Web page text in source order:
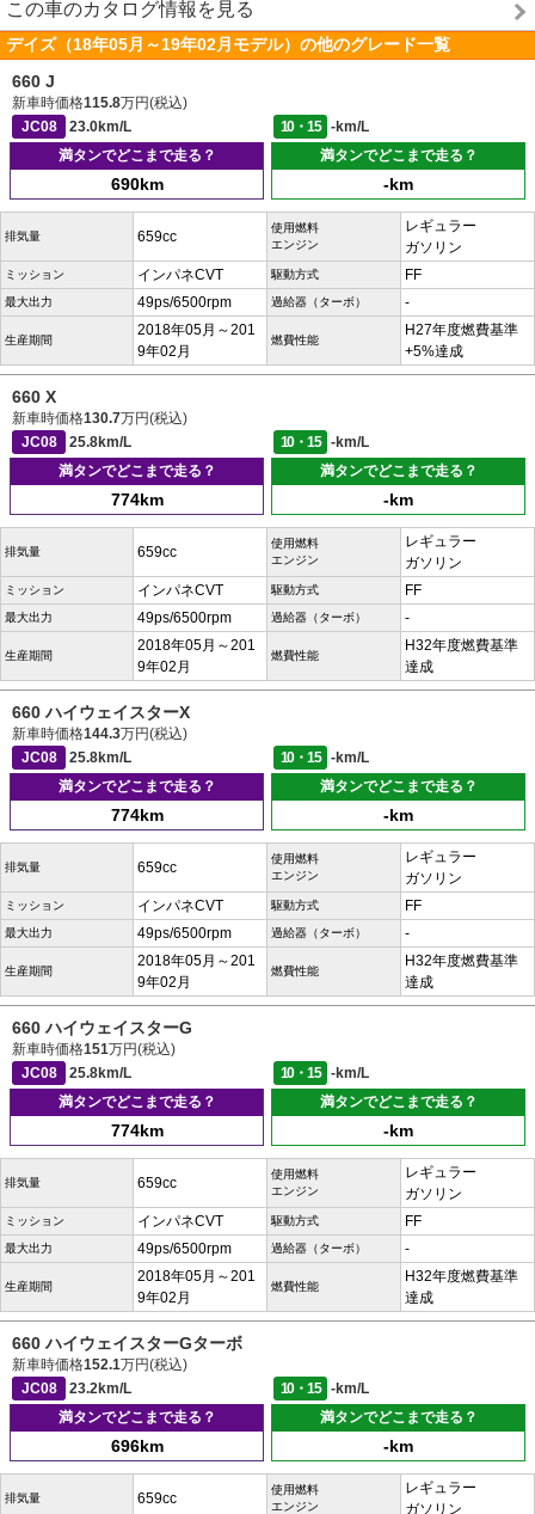
この車のカタログ情報を見る
デイズ（18年05月～19年02月モデル）の他のグレード一覧
660 J
新車時価格115.8万円(税込)
JC08
23.0km/L 10・15
-km/L
満タンでどこまで走る？
690km
満タンでどこまで走る？
-km
排気量 659cc
使用燃料
エンジン
レギュラー
ガソリン
ミッション インパネCVT 駆動方式 FF
最大出力 49ps/6500rpm 過給器（ターボ） -
生産期間
2018年05月～201
9年02月
燃費性能
H27年度燃費基準
+5%達成
660 X
新車時価格130.7万円(税込)
JC08
25.8km/L 10・15
-km/L
満タンでどこまで走る？
774km
満タンでどこまで走る？
-km
排気量 659cc
使用燃料
エンジン
レギュラー
ガソリン
ミッション インパネCVT 駆動方式 FF
最大出力 49ps/6500rpm 過給器（ターボ） -
生産期間
2018年05月～201
9年02月
燃費性能
H32年度燃費基準
達成
660 ハイウェイスターX
新車時価格144.3万円(税込)
JC08
25.8km/L 10・15
-km/L
満タンでどこまで走る？
774km
満タンでどこまで走る？
-km
排気量 659cc
使用燃料
エンジン
レギュラー
ガソリン
ミッション インパネCVT 駆動方式 FF
最大出力 49ps/6500rpm 過給器（ターボ） -
生産期間
2018年05月～201
9年02月
燃費性能
H32年度燃費基準
達成
660 ハイウェイスターG
新車時価格151万円(税込)
JC08
25.8km/L 10・15
-km/L
満タンでどこまで走る？
774km
満タンでどこまで走る？
-km
排気量 659cc
使用燃料
エンジン
レギュラー
ガソリン
ミッション インパネCVT 駆動方式 FF
最大出力 49ps/6500rpm 過給器（ターボ） -
生産期間
2018年05月～201
9年02月
燃費性能
H32年度燃費基準
達成
660 ハイウェイスターGターボ
新車時価格152.1万円(税込)
JC08
23.2km/L 10・15
-km/L
満タンでどこまで走る？
696km
満タンでどこまで走る？
-km
排気量 659cc
使用燃料
エンジン
レギュラー
ガソリン